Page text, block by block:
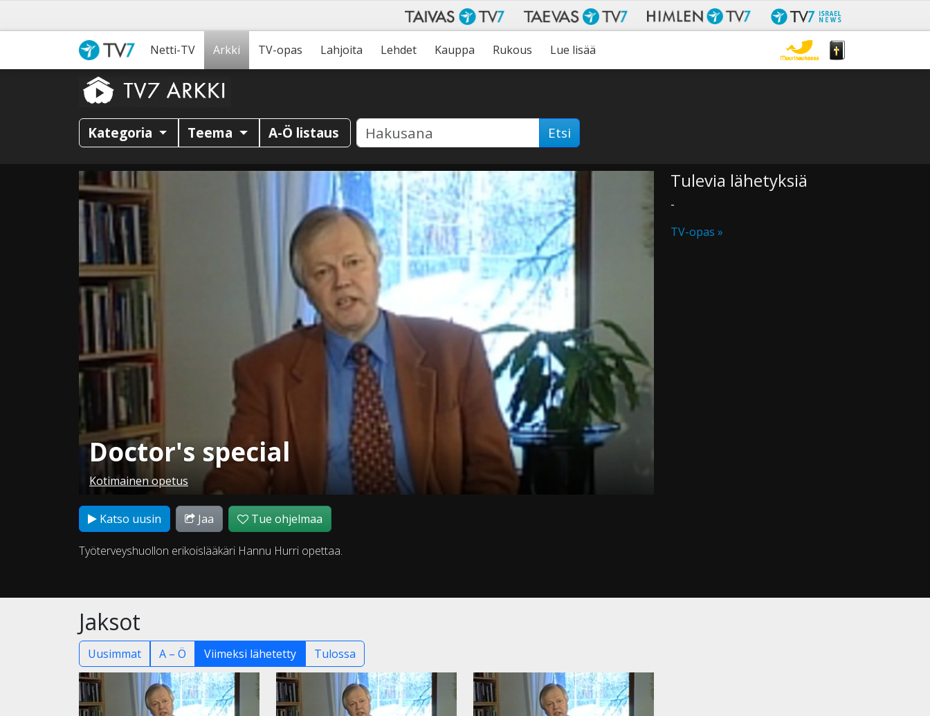
Netti-TV Arkki TV-opas Lahjoita Lehdet Kauppa Rukous Lue lisää
Kategoria Teema A-Ö listaus Etsi
Doctor's special
Kotimainen opetus
Katso uusin Jaa Tue ohjelmaa
Työterveyshuollon erikoislääkäri Hannu Hurri opettaa.
Tulevia lähetyksiä
-
TV-opas »
Jaksot
Uusimmat A – Ö Viimeksi lähetetty Tulossa